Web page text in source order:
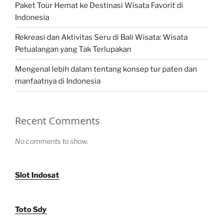
Paket Tour Hemat ke Destinasi Wisata Favorit di
Indonesia
Rekreasi dan Aktivitas Seru di Bali Wisata: Wisata
Petualangan yang Tak Terlupakan
Mengenal lebih dalam tentang konsep tur paten dan
manfaatnya di Indonesia
Recent Comments
No comments to show.
Slot Indosat
Toto Sdy